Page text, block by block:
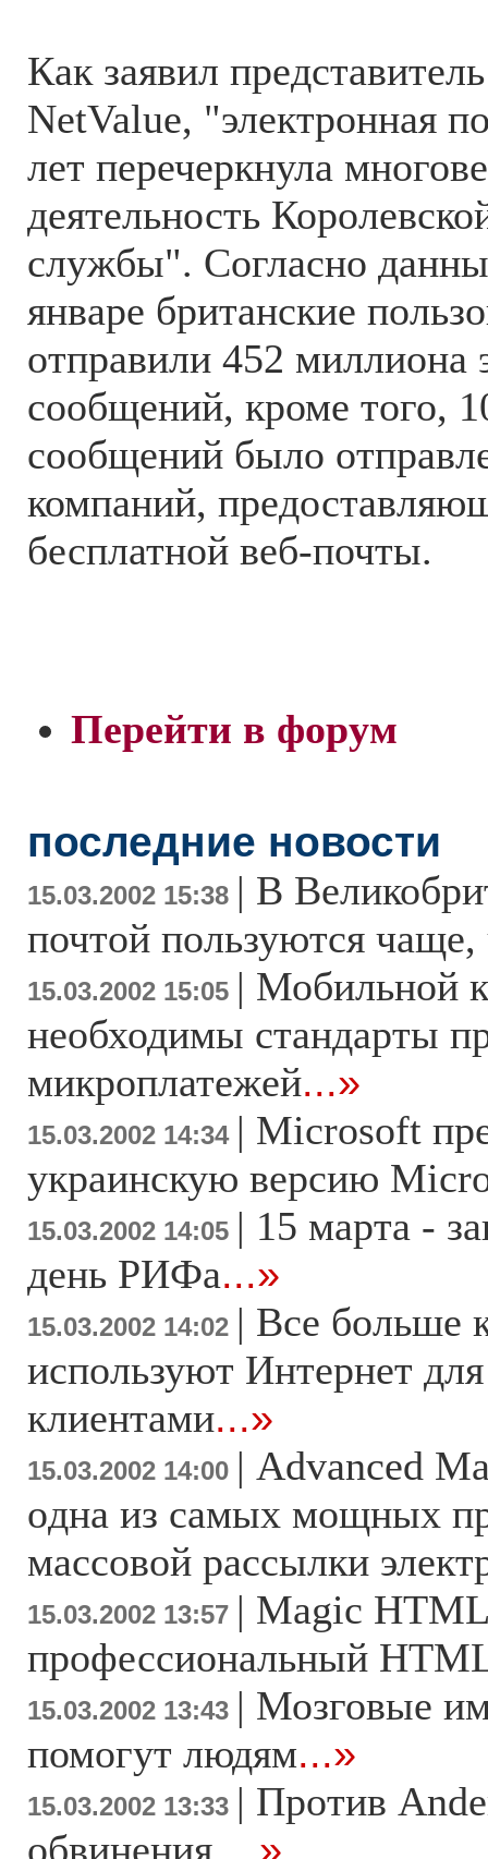
Как заявил
NetValue, "электронная
лет перечеркнула
деятельность
службы". Согласно
январе британские
отправили 452 миллиона
сообщений, кроме того,
сообщений было
компаний,
бесплатной веб-почты.
Перейти в форум
последние новости
15.03.2002 15:38 | В
почтой пользуются
15.03.2002 15:05 | Мобильной
необходимы стандарты
микроплатежей...»
15.03.2002 14:34 | Microsoft
украинскую версию
15.03.2002 14:05 | 15 марта -
день РИФа...»
15.03.2002 14:02 | Все больше
используют Интернет
клиентами...»
15.03.2002 14:00 | Advanced
oдна из самых мощных
массовой рассылки
15.03.2002 13:57 | Magic
профессиональный
15.03.2002 13:43 | Мозговые
помогут людям...»
15.03.2002 13:33 | Против
обвинения
...»